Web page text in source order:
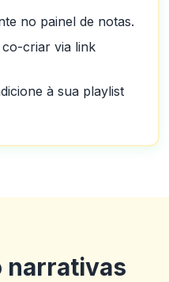
no painel de notas.
criar via link
à sua playlist
narrativas